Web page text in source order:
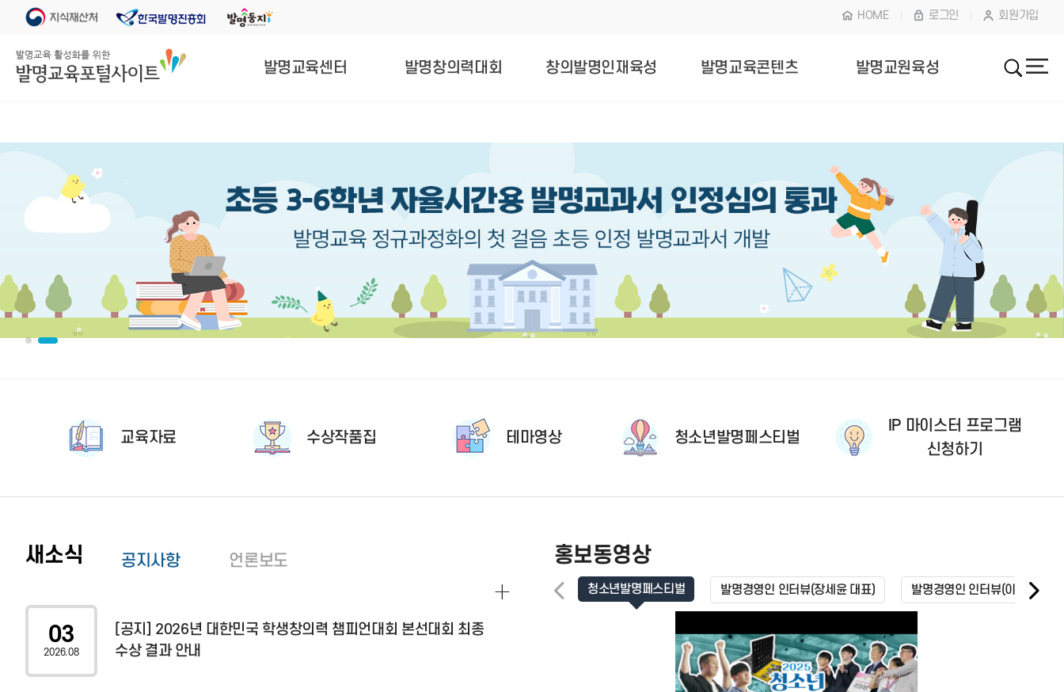
HOME 로그인 회원가입
발명교육센터 발명창의력대회 창의발명인재육성 발명교육콘텐츠 발명교원육성
교육자료 수상작품집 테마영상 청소년발명페스티벌
IP 마이스터 프로그램
신청하기
새소식 공지사항 언론보도
03
2026.08
[공지] 2026년 대한민국 학생창의력 챔피언대회 본선대회 최종
수상 결과 안내
홍보동영상
청소년발명페스티벌 발명경영인 인터뷰(장세윤 대표) 발명경영인 인터뷰(이관우 대